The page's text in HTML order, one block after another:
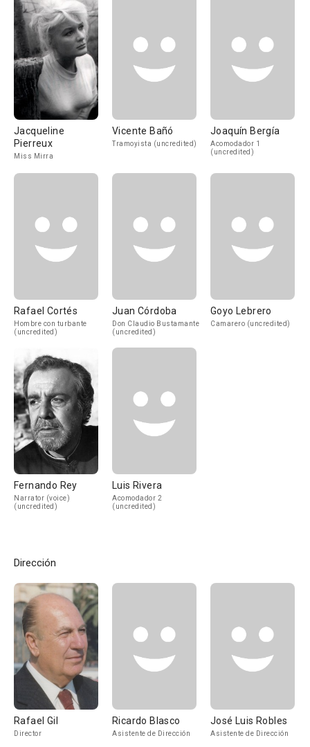
Jacqueline
Pierreux
Miss Mirra
Vicente Bañó
Tramoyista (uncredited)
Joaquín Bergía
Acomodador 1
(uncredited)
Rafael Cortés
Hombre con turbante
(uncredited)
Juan Córdoba
Don Claudio Bustamante
(uncredited)
Goyo Lebrero
Camarero (uncredited)
Fernando Rey
Narrator (voice)
(uncredited)
Luis Rivera
Acomodador 2
(uncredited)
Dirección
Rafael Gil
Director
Ricardo Blasco
Asistente de Dirección
José Luis Robles
Asistente de Dirección